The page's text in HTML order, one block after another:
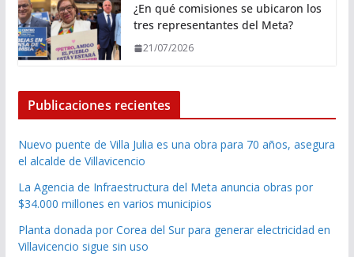
¿En qué comisiones se ubicaron los
tres representantes del Meta?
21/07/2026
Publicaciones recientes
Nuevo puente de Villa Julia es una obra para 70 años, asegura
el alcalde de Villavicencio
La Agencia de Infraestructura del Meta anuncia obras por
$34.000 millones en varios municipios
Planta donada por Corea del Sur para generar electricidad en
Villavicencio sigue sin uso